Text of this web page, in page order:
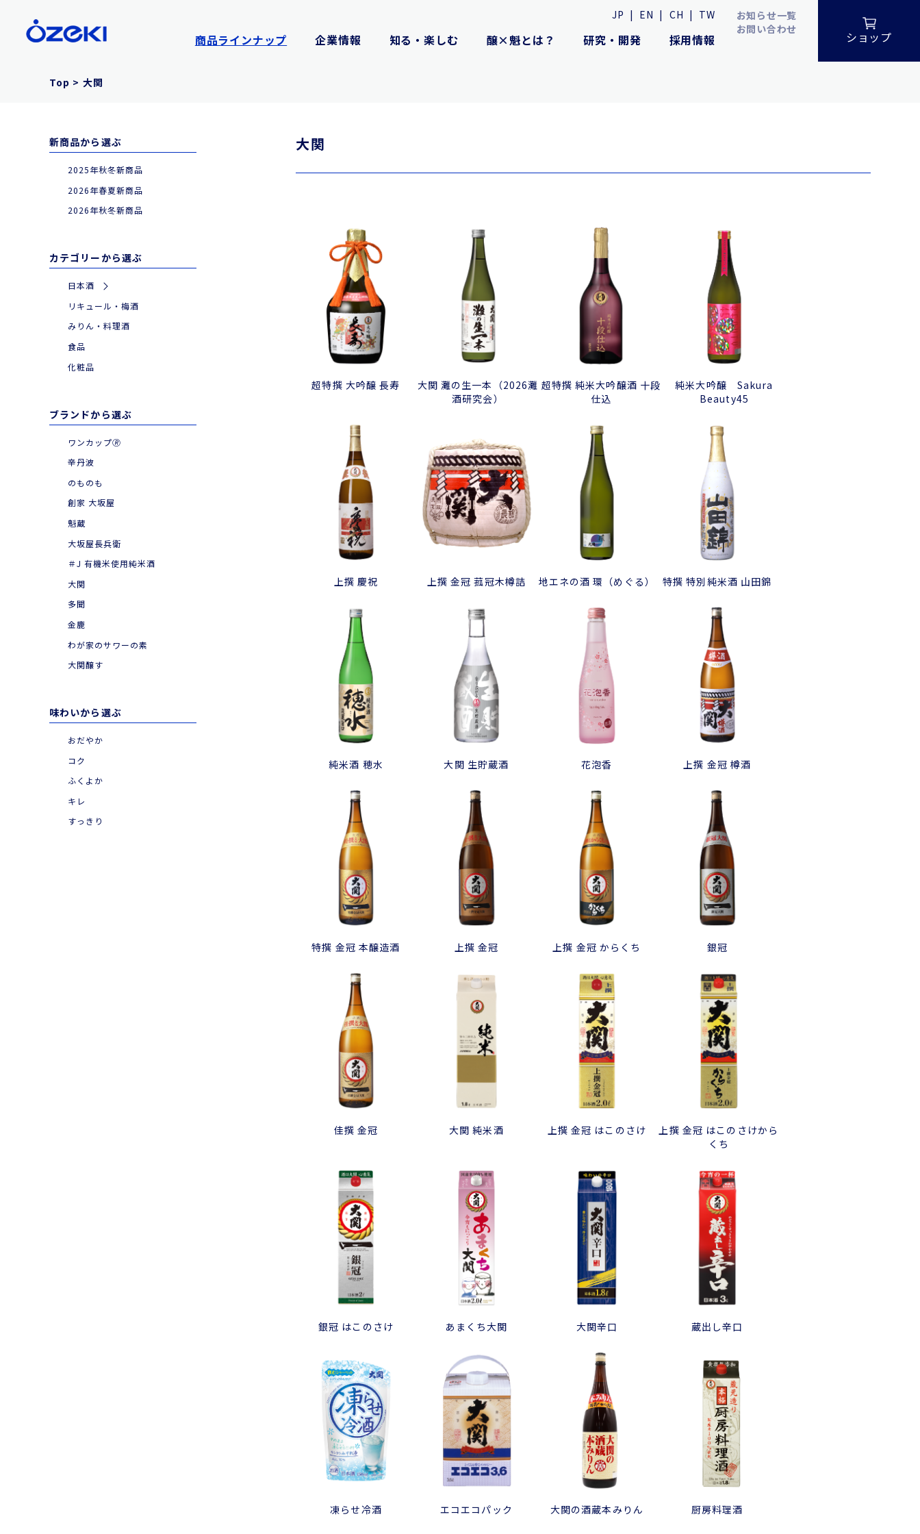
JP | EN | CH | TW
商品ラインナップ 企業情報 知る・楽しむ 醸×魁とは？ 研究・開発 採用情報
お知らせ一覧
お問い合わせ
ショップ
Top > 大関
新商品から選ぶ
2025年秋冬新商品
2026年春夏新商品
2026年秋冬新商品
カテゴリーから選ぶ
日本酒
リキュール・梅酒
みりん・料理酒
食品
化粧品
ブランドから選ぶ
ワンカップ🄬
辛丹波
のものも
創家 大坂屋
魁蔵
大坂屋長兵衛
＃J 有機米使用純米酒
大関
多聞
金鹿
わが家のサワーの素
大関醸す
味わいから選ぶ
おだやか
コク
ふくよか
キレ
すっきり
大関
超特撰 大吟醸 長寿
大関 灘の生一本（2026灘
酒研究会）
超特撰 純米大吟醸酒 十段
仕込
純米大吟醸 Sakura
Beauty45
上撰 慶祝 上撰 金冠 菰冠木樽詰 地エネの酒 環（めぐる） 特撰 特別純米酒 山田錦
純米酒 穂水 大関 生貯蔵酒 花泡香 上撰 金冠 樽酒
特撰 金冠 本醸造酒 上撰 金冠 上撰 金冠 からくち 銀冠
佳撰 金冠 大関 純米酒 上撰 金冠 はこのさけ
上撰 金冠 はこのさけから
くち
銀冠 はこのさけ あまくち大関 大関辛口 蔵出し辛口
凍らせ冷酒 エコエコパック 大関の酒蔵本みりん 厨房料理酒